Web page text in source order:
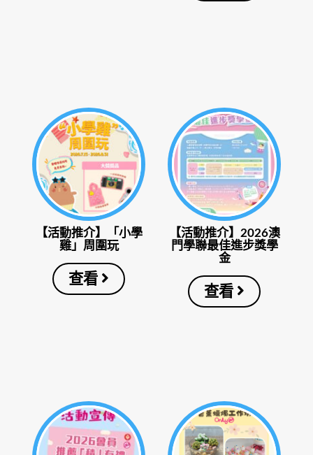
【活動推介】「小學
雞」周圍玩
查看
【活動推介】2026澳
門學聯最佳進步獎學
金
查看